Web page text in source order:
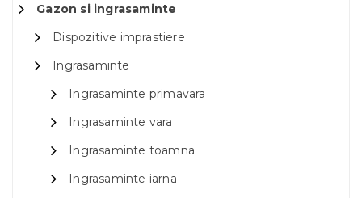
Gazon si ingrasaminte
Dispozitive imprastiere
Ingrasaminte
Ingrasaminte primavara
Ingrasaminte vara
Ingrasaminte toamna
Ingrasaminte iarna